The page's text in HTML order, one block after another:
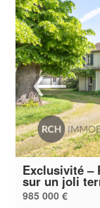
Exclusivité –
sur un joli
985 000 €